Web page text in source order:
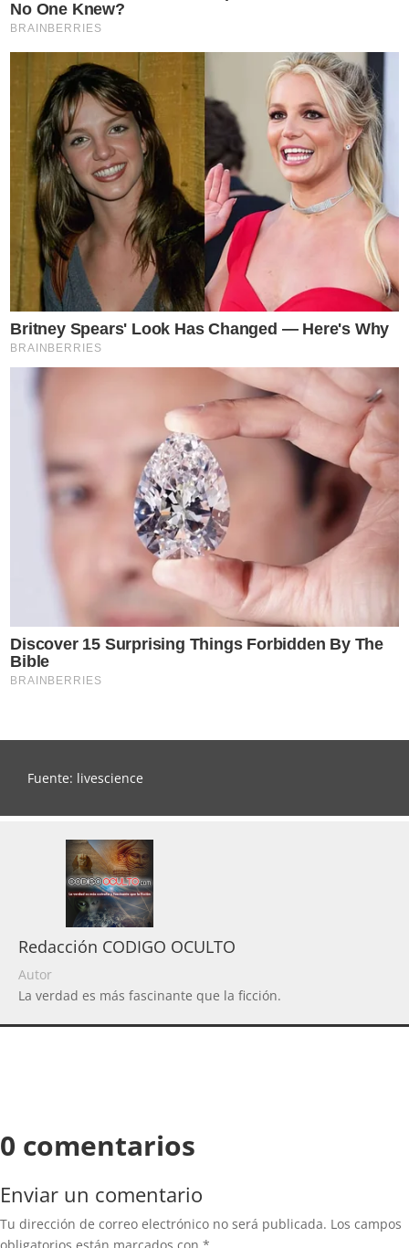
Fuente: livescience
Redacción CODIGO OCULTO
Autor
La verdad es más fascinante que la ficción.
0 comentarios
Enviar un comentario
Tu dirección de correo electrónico no será publicada. Los campos
obligatorios están marcados con *